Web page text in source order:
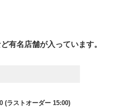
有名店舗が入っています。
(ラストオーダー 15:00)